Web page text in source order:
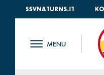
SSVNATURNS.IT